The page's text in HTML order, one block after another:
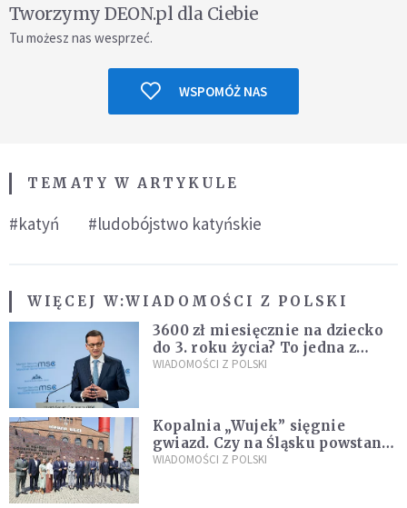
Tworzymy DEON.pl dla Ciebie
Tu możesz nas wesprzeć.
WSPOMÓŻ NAS
TEMATY W ARTYKULE
#katyń #ludobójstwo katyńskie
WIĘCEJ W:WIADOMOŚCI Z POLSKI
3600 zł miesięcznie na dziecko
do 3. roku życia? To jedna z
propozycji programu "Rozwój
WIADOMOŚCI Z POLSKI
Kopalnia „Wujek” sięgnie
gwiazd. Czy na Śląsku powstanie
„Dolina Krzemowa”?
WIADOMOŚCI Z POLSKI